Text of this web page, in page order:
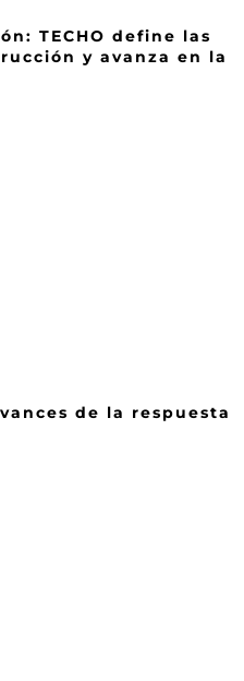
TECHO define las
y avanza en la
de la respuesta